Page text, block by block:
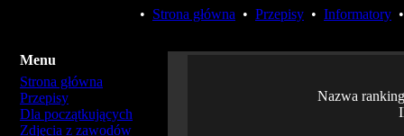
• Strona główna • Przepisy • Informatory
Menu
Strona główna
Przepisy
Dla początkujących
Zdjęcia z zawodów
Nazwa